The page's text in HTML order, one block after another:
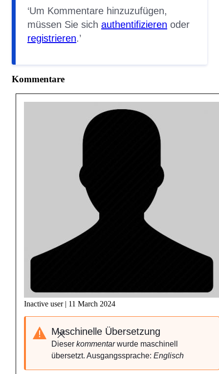
Um Kommentare hinzuzufügen,
müssen Sie sich authentifizieren oder
registrieren.
Kommentare
Inactive user | 11 March 2024
Schließen
Maschinelle Übersetzung
Dieser kommentarwurde maschinell
übersetzt. Ausgangssprache: Englisch